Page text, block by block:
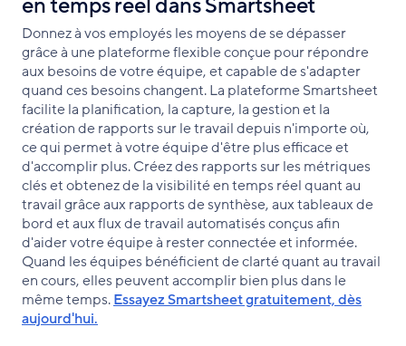
en temps réel dans Smartsheet
Donnez à vos employés les moyens de se dépasser
grâce à une plateforme flexible conçue pour répondre
aux besoins de votre équipe, et capable de s'adapter
quand ces besoins changent. La plateforme Smartsheet
facilite la planification, la capture, la gestion et la
création de rapports sur le travail depuis n'importe où,
ce qui permet à votre équipe d'être plus efficace et
d'accomplir plus. Créez des rapports sur les métriques
clés et obtenez de la visibilité en temps réel quant au
travail grâce aux rapports de synthèse, aux tableaux de
bord et aux flux de travail automatisés conçus afin
d'aider votre équipe à rester connectée et informée.
Quand les équipes bénéficient de clarté quant au travail
en cours, elles peuvent accomplir bien plus dans le
même temps.Essayez Smartsheet gratuitement, dès
aujourd'hui.